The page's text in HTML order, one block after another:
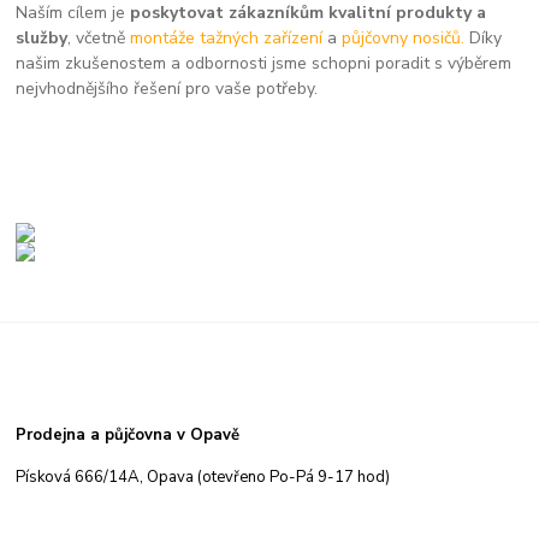
Naším cílem je poskytovat zákazníkům kvalitní produkty a
služby, včetněmontáže tažných zařízení apůjčovny nosičů. Díky
našim zkušenostem a odbornosti jsme schopni poradit s výběrem
nejvhodnějšího řešení pro vaše potřeby.
Prodejna a půjčovna v Opavě
Písková 666/14A, Opava (otevřeno Po-Pá 9-17 hod)